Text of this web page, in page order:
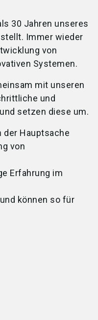
30 Jahren unseres
Immer wieder
von
Systemen.
mit unseren
und
setzen diese um.
der Hauptsache
von
Erfahrung im
können so für